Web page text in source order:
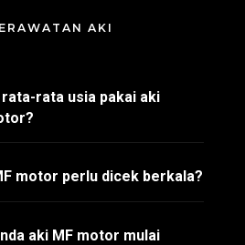
AKI
rata usia pakai aki
motor perlu dicek berkala?
aki MF motor mulai